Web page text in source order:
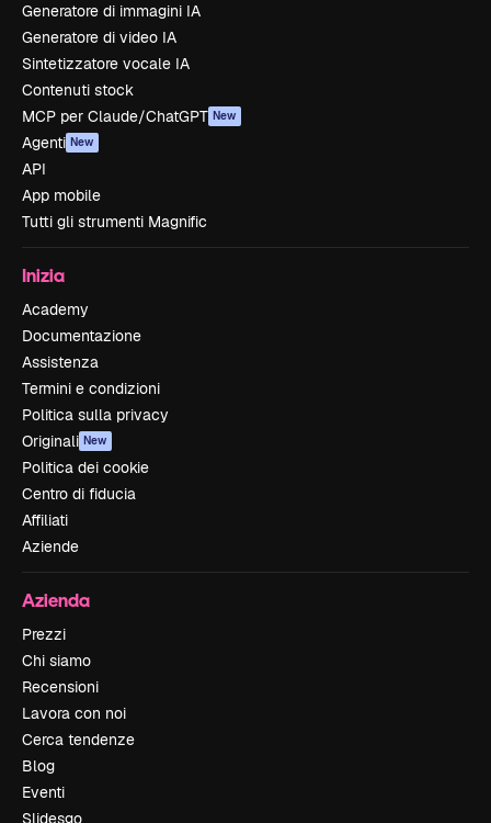
Generatore di immagini IA
Generatore di video IA
Sintetizzatore vocale IA
Contenuti stock
MCP per Claude/ChatGPT New
Agenti New
API
App mobile
Tutti gli strumenti Magnific
Inizia
Academy
Documentazione
Assistenza
Termini e condizioni
Politica sulla privacy
Originali New
Politica dei cookie
Centro di fiducia
Affiliati
Aziende
Azienda
Prezzi
Chi siamo
Recensioni
Lavora con noi
Cerca tendenze
Blog
Eventi
Slidesgo